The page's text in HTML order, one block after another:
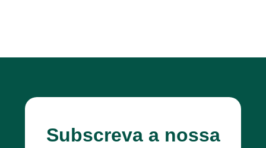
Subscreva a nossa